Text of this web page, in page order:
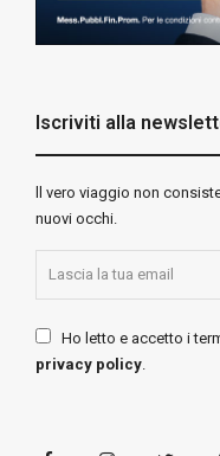
Iscriviti alla
ll vero viaggio non
nuovi occhi.
Ho letto e accetto i
privacy policy